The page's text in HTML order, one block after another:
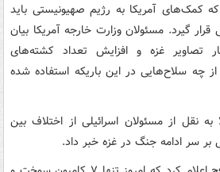
که کمک‌های آمریکا به رژیم صهیونیستی باید
گیرد. مسئولان وزارت خارجه آمریکا بیان
تصاویر غزه و افزایش تعداد کشته‌های
چه سلاح‌هایی در این باریکه استفاده شده
به نقل از مسئولان اسرائیلی از اختلاف بین
بر سر ادامه جنگ در غزه خبر داد.